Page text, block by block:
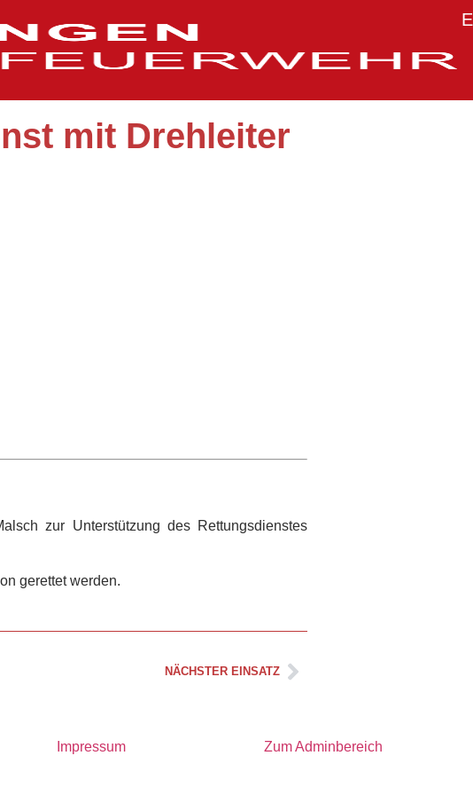
mit Drehleiter
zur Unterstützung des Rettungsdienstes
gerettet werden.
NÄCHSTER EINSATZ
Impressum Zum Adminbereich